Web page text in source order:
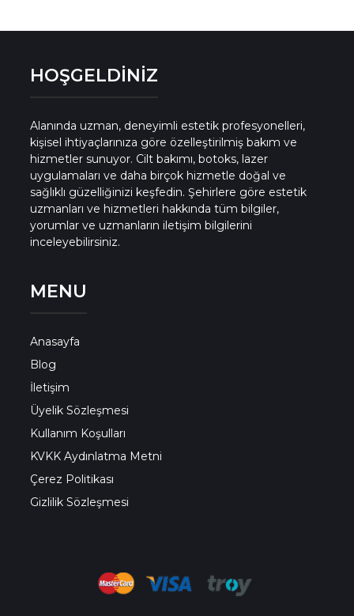
HOŞGELDİNİZ
Alanında uzman, deneyimli estetik profesyonelleri,
kişisel ihtiyaçlarınıza göre özelleştirilmiş bakım ve
hizmetler sunuyor. Cilt bakımı, botoks, lazer
uygulamaları ve daha birçok hizmetle doğal ve
sağlıklı güzelliğinizi keşfedin. Şehirlere göre estetik
uzmanları ve hizmetleri hakkında tüm bilgiler,
yorumlar ve uzmanların iletişim bilgilerini
inceleyebilirsiniz.
MENU
Anasayfa
Blog
İletişim
Üyelik Sözleşmesi
Kullanım Koşulları
KVKK Aydınlatma Metni
Çerez Politikası
Gizlilik Sözleşmesi